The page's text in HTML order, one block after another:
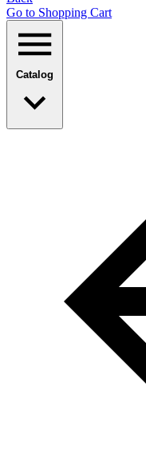
Go to Shopping Сart
Catalog